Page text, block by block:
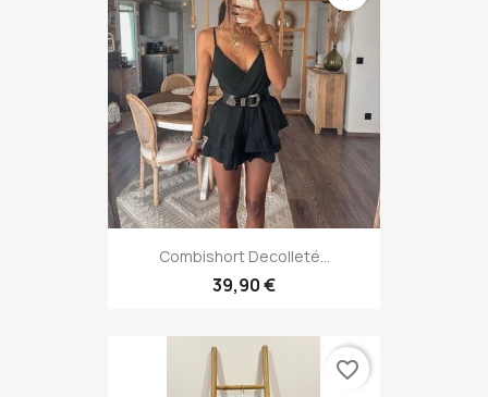
Combishort Decolleté...
39,90 €
favorite_border